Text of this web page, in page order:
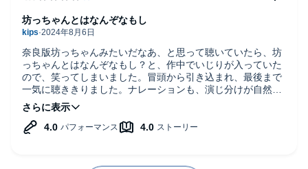
奈良版坊っちゃんみたいだなあ、と思って聴いていたら、坊
っちゃんとはなんぞなもし？と、作中でいじりが入っていた
ので、笑ってしまいました。冒頭から引き込まれ、最後まで
一気に聴ききりました。ナレーションも、演じ分けが自然
で、変な力みがなく深みの有る声で良かったです。舞台役者
さんの力量は凄いですね。
坊っちゃんとはなんぞなもし